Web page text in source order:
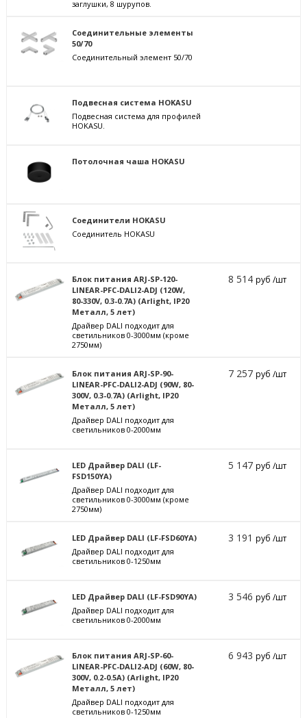
заглушки, 8 шурупов.
Соединительные элементы
50/70
Соединительный элемент 50/70
Подвесная система HOKASU
Подвесная система для профилей
HOKASU.
Потолочная чаша HOKASU
Соединители HOKASU
Соединитель HOKASU
Блок питания ARJ-SP-120-
LINEAR-PFC-DALI2-ADJ (120W,
80-330V, 0.3-0.7A) (Arlight, IP20
Металл, 5 лет)
Драйвер DALI подходит для
светильников 0-3000мм (кроме
2750мм)
8 514руб /шт
Блок питания ARJ-SP-90-
LINEAR-PFC-DALI2-ADJ (90W, 80-
300V, 0.3-0.7A) (Arlight, IP20
Металл, 5 лет)
Драйвер DALI подходит для
светильников 0-2000мм
7 257руб /шт
LED Драйвер DALI (LF-
FSD150YA)
Драйвер DALI подходит для
светильников 0-3000мм (кроме
2750мм)
5 147руб /шт
LED Драйвер DALI (LF-FSD60YA)
Драйвер DALI подходит для
светильников 0-1250мм
3 191руб /шт
LED Драйвер DALI (LF-FSD90YA)
Драйвер DALI подходит для
светильников 0-2000мм
3 546руб /шт
Блок питания ARJ-SP-60-
LINEAR-PFC-DALI2-ADJ (60W, 80-
300V, 0.2-0.5A) (Arlight, IP20
Металл, 5 лет)
Драйвер DALI подходит для
светильников 0-1250мм
6 943руб /шт